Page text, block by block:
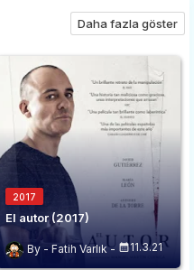
Daha fazla göster
2017
El autor (2017)
Fatih Varlık 11.3.21